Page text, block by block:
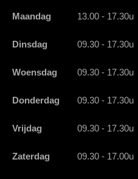
Maandag 13.00 - 17.30u
Dinsdag 09.30 - 17.30u
Woensdag 09.30 - 17.30u
Donderdag 09.30 - 17.30u
Vrijdag 09.30 - 17.30u
Zaterdag 09.30 - 17.00u